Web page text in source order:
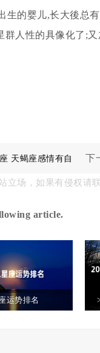
生的婴儿,长大後总
人性的具像化了;
天蝎座感情有自 下
立场，如果有侵权请
article.
运势排名